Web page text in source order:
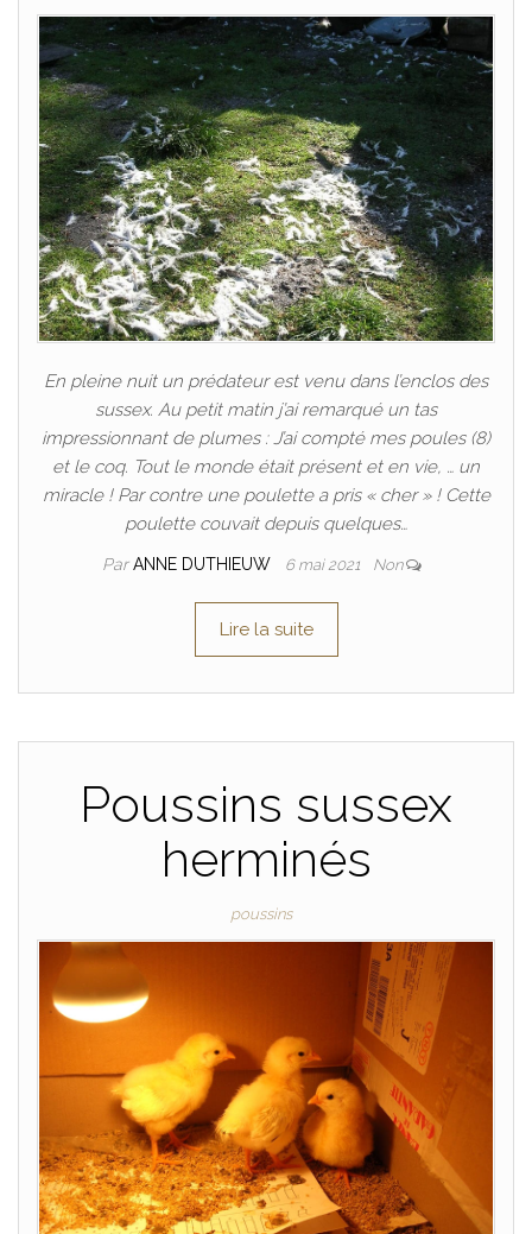
En pleine nuit un prédateur est venu dans l’enclos des
sussex. Au petit matin j’ai remarqué un tas
impressionnant de plumes : J’ai compté mes poules (8)
et le coq. Tout le monde était présent et en vie, … un
miracle ! Par contre une poulette a pris « cher » ! Cette
poulette couvait depuis quelques…
ParANNE DUTHIEUW 6 mai 2021 Non
Lire la suite
Poussins sussex
herminés
poussins